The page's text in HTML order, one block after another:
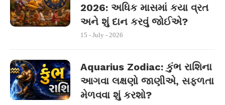
2026: અધિક માસમાં કયા વ્રત
અને શું દાન કરવું જોઈએ?
15 - July - 2026
Aquarius Zodiac: કુંભ રાશિના
આગવા લક્ષણો જાણીએ, સફળતા
મેળવવા શું કરશો?